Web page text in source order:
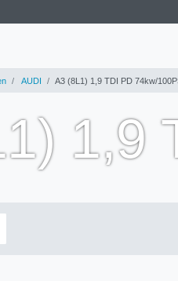
AUDI A3 (8L1) 1,9 TDI PD 74kw/
1,9